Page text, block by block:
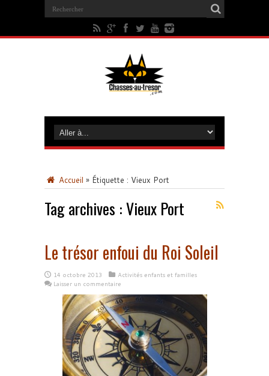
Accueil » Étiquette : Vieux Port
Tag archives :Vieux Port
Le trésor enfoui du Roi Soleil
14 octobre 2013
Activités enfants et familles
Laisser un commentaire